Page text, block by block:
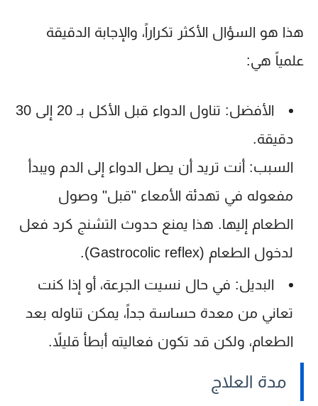
هذا هو السؤال الأكثر تكراراً، والإجابة الدقيقة
علمياً هي:
الأفضل: تناول الدواء
قبل الأكل بـ 20 إلى 30
دقيقة.
السبب: أنت تريد أن يصل الدواء إلى الدم ويبدأ
مفعوله في تهدئة الأمعاء "قبل" وصول
الطعام إليها. هذا يمنع حدوث التشنج كرد فعل
لدخول الطعام (Gastrocolic reflex).
البديل: في حال نسيت الجرعة، أو إذا كنت
تعاني من معدة حساسة جداً، يمكن تناوله بعد
الطعام، ولكن قد تكون فعاليته أبطأ قليلاً.
مدة العلاج